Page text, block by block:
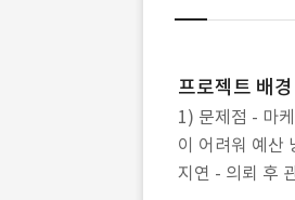
프로젝트 배경
1) 문제점 - 마
이 어려워 예산
지연 - 의뢰 후